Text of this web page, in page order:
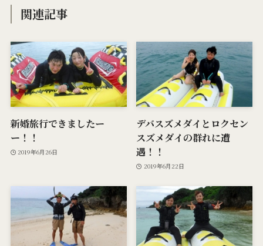
関連記事
新婚旅行できましたー
ー！！
2019年6月26日
デバスズメダイとロクセン
スズメダイの群れに遭
遇！！
2019年6月22日